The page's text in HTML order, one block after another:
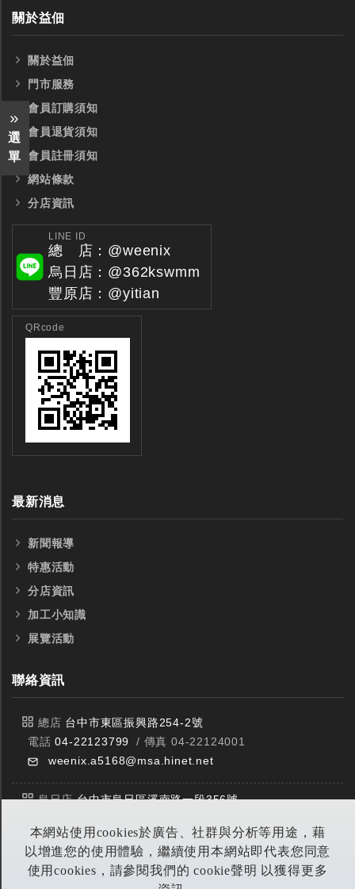
本網站使用cookies於廣告、社群與分析等用途，藉
以增進您的使用體驗，繼續使用本網站即代表您同意
使用cookies，請參閱我們的 cookie聲明 以獲得更多
選
單
全鎢鋼銑刀
台製WEENIX四刃全鎢鋼銑刀
全鎢鋼銑刀
台製WEENIX加長二
關於益佃
關於益佃
門市服務
會員訂購須知
會員退貨須知
會員註冊須知
網站條款
分店資訊
LINE ID
總 店：@weenix
烏日店：@362kswmm
豐原店：@yitian
QRcode
最新消息
新聞報導
特惠活動
分店資訊
加工小知識
展覽活動
聯絡資訊
總店 台中市東區振興路254-2號
電話04-22123799
/ 傳真 04-22124001
weenix.a5168@msa.hinet.net
烏日店台中市烏日區溪南路一段356號
豐原店台中市潭子區中山路三段303號
電話04-25314953 / 傳真 04-25314290